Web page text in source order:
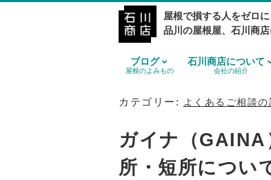
屋根で損する人をゼロ
品川の屋根屋、石川商
ブログ
屋根のよみもの
石川商店について
会社の紹介
カテゴリー: よくあるご相談の
ガイナ（GAINA
所・短所につい